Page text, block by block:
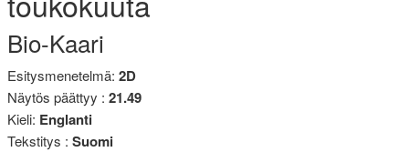
Bio-Kaari
Esitysmenetelmä: 2D
Näytös päättyy : 21.49
Kieli: Englanti
Tekstitys : Suomi